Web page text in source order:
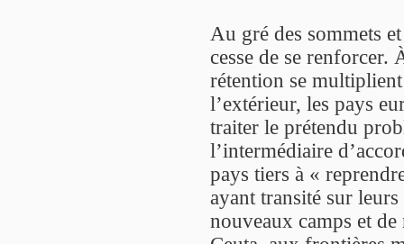
Au gré des sommets
cesse de se renforcer.
rétention se
l’extérieur, les pays
traiter le prétendu
l’intermédiaire
pays tiers à «
ayant transité sur
nouveaux camps et